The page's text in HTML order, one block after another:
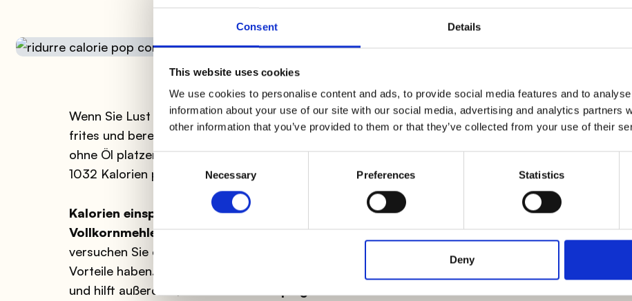
Consent Details
This website uses cookies
We use cookies to personalise content and ads, to provide social media features and to
information about your use of our site with our social media, advertising and analytics partners
other information that you’ve provided to them or that they’ve collected from your use of their
Consent
Selection
Necessary Preferences Statistics
Deny
Wenn Sie Lust auf einenleckeren salzigen Snackhaben, vergessen Sie die Pommes
frites und bereiten Sie Popcorn zu. Sie können die Kerne verwenden und sie in der Pfanne
ohne Öl platzen lassen oder sie in wenigen Minuten in der Mikrowelle kochen. Sie werden
1032 Kalorien pro Monat einsparen.
Kalorien einsparen mit Vollkornreis statt weißem Reis
Vollkornmehlesind perfekt für diejenigen, die auf Diät sind und auf ihre Figur achten,
versuchen Sie eine Tasse weißen Reis durch Vollkornreis zu ersetzen und Sie werden viele
Vorteile haben. Vollkornreis sättigt Sie dank einer guten Menge an Ballaststoffen länger
und hilft außerdem, den